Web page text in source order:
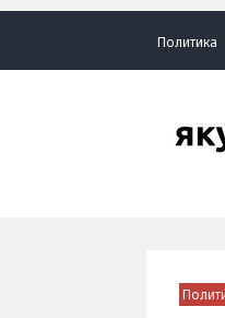
Политика